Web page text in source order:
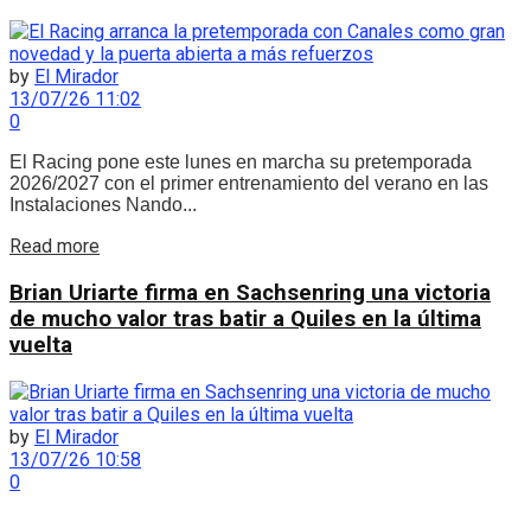
by El Mirador
13/07/26 11:02
0
El Racing pone este lunes en marcha su pretemporada
2026/2027 con el primer entrenamiento del verano en las
Instalaciones Nando...
Read more
Brian Uriarte firma en Sachsenring una victoria
de mucho valor tras batir a Quiles en la última
vuelta
by El Mirador
13/07/26 10:58
0